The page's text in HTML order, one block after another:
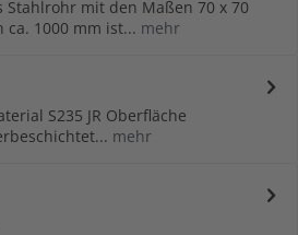
Stahlrohr mit den Maßen 70 x 70
ca. 1000 mm ist... mehr
S235 JR Oberfläche
mehr